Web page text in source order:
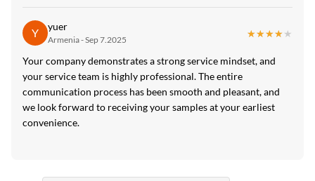
Y yuer
Armenia - Sep 7.2025
★★★★★
★★★★★
Your company demonstrates a strong service mindset, and
your service team is highly professional. The entire
communication process has been smooth and pleasant, and
we look forward to receiving your samples at your earliest
convenience.